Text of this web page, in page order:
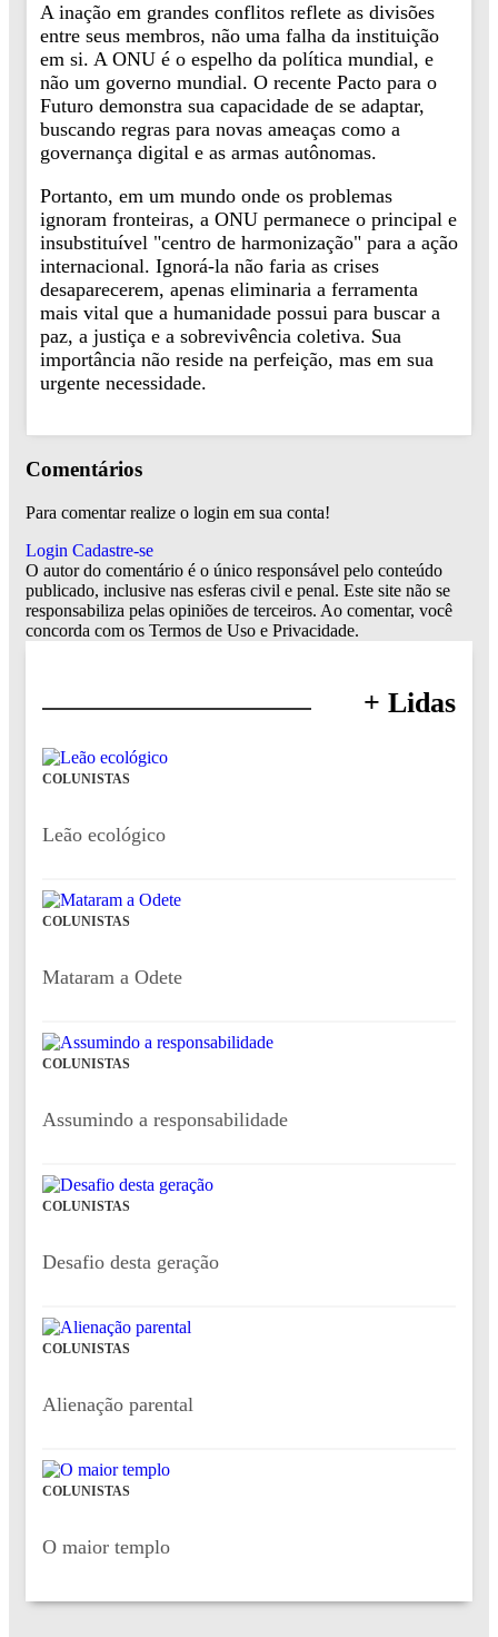
A inação em grandes conflitos reflete as divisões
entre seus membros, não uma falha da instituição
em si. A ONU é o espelho da política mundial, e
não um governo mundial. O recente Pacto para o
Futuro demonstra sua capacidade de se adaptar,
buscando regras para novas ameaças como a
governança digital e as armas autônomas.
Portanto, em um mundo onde os problemas
ignoram fronteiras, a ONU permanece o principal e
insubstituível "centro de harmonização" para a ação
internacional. Ignorá-la não faria as crises
desaparecerem, apenas eliminaria a ferramenta
mais vital que a humanidade possui para buscar a
paz, a justiça e a sobrevivência coletiva. Sua
importância não reside na perfeição, mas em sua
urgente necessidade.
Comentários
Para comentar realize o login em sua conta!
Login Cadastre-se
O autor do comentário é o único responsável pelo conteúdo
publicado, inclusive nas esferas civil e penal. Este site não se
responsabiliza pelas opiniões de terceiros. Ao comentar, você
concorda com os Termos de Uso e Privacidade.
+ Lidas
COLUNISTAS
Leão ecológico
COLUNISTAS
Mataram a Odete
COLUNISTAS
Assumindo a responsabilidade
COLUNISTAS
Desafio desta geração
COLUNISTAS
Alienação parental
COLUNISTAS
O maior templo